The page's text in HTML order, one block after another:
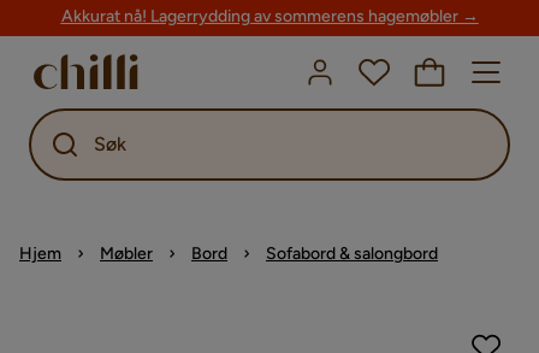
Akkurat nå! Lagerrydding av sommerens hagemøbler →
Søk
Hjem Møbler Bord Sofabord & salongbord